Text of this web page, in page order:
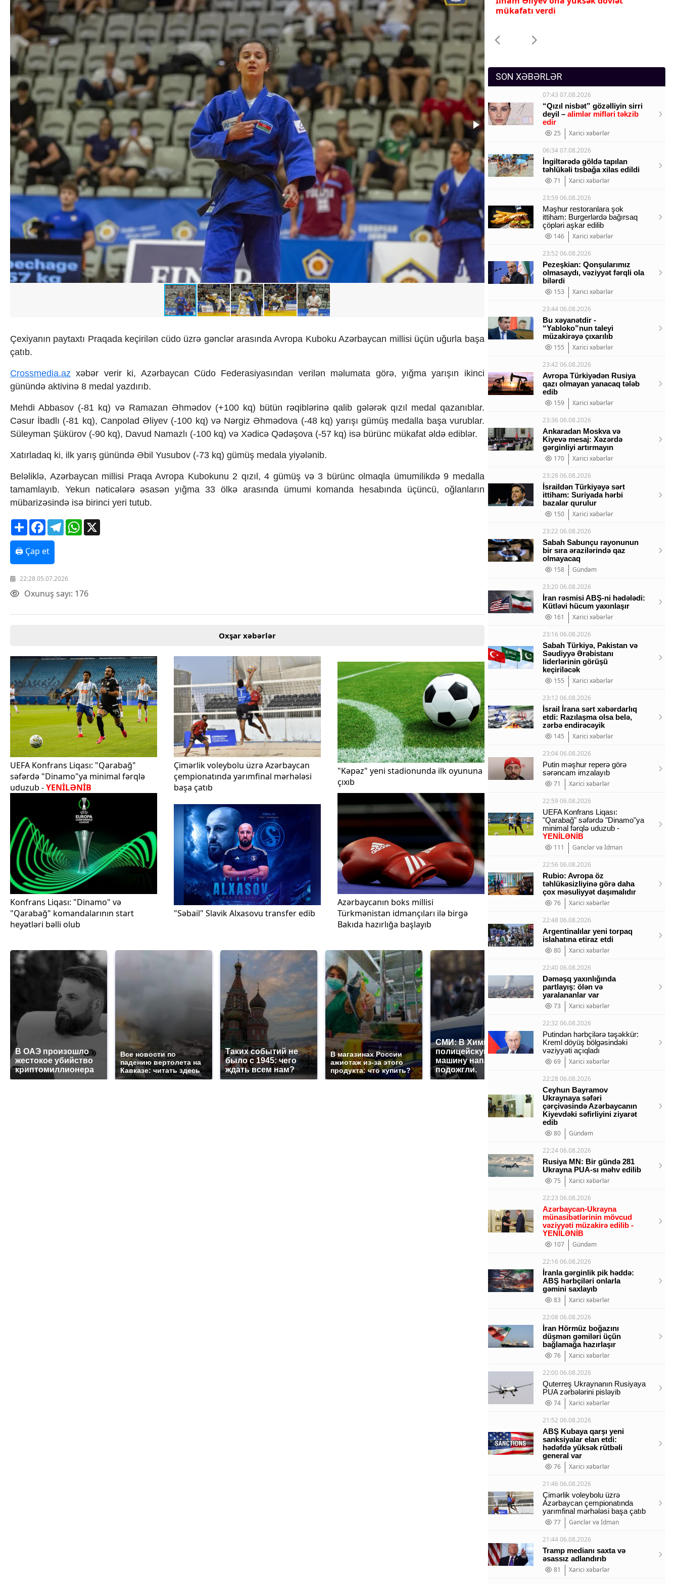
Sosium
Mənəvi dəyərlər
Texnologiya
Mətbuat-150
Siyasi
Geosiyasi
İqtisadi
Sosioloji
Araşdırma
Multimedia
Foto
Video
İnfoqrafika
Podcast
Humanitar
Elm və təhsil
Mədəniyyət
Diaspor
Yüksəliş hekayəsi
Mədəniyyətimizin Zəfəri
Zəfər Diasporu
Səhiyyə
Ailə və uşaq
Turizm
İqtisadiyyat
İqtisadi xəbərlər
Energetika
Neft-qaz
Əmək və sosial siyasət
Kənd təsərrüfatı
Crossmedia.az - 1 yaş
Siyasət
Ekologiya
Zəfər - 5
Media və QHT
Hadisə
Sağlamlıq
Sosium
Mənəvi dəyərlər
Texnologiya
Mətbuat-150
Əlaqə
Missiyamız
Çexiyanın paytaxtı Praqada keçirilən cüdo üzrə gənclər arasında Avropa Kuboku Azərbaycan millisi üçün uğurla başa
çatıb.
Crossmedia.az xəbər verir ki, Azərbaycan Cüdo Federasiyasından verilən məlumata görə, yığma yarışın ikinci
günündə aktivinə 8 medal yazdırıb.
Mehdi Abbasov (-81 kq) və Ramazan Əhmədov (+100 kq) bütün rəqiblərinə qalib gələrək qızıl medal qazanıblar.
Cəsur İbadlı (-81 kq), Canpolad Əliyev (-100 kq) və Nərgiz Əhmədova (-48 kq) yarışı gümüş medalla başa vurublar.
Süleyman Şükürov (-90 kq), Davud Namazlı (-100 kq) və Xədicə Qədəşova (-57 kq) isə bürünc mükafat əldə ediblər.
Xatırladaq ki, ilk yarış günündə Əbil Yusubov (-73 kq) gümüş medala yiyələnib.
Beləliklə, Azərbaycan millisi Praqa Avropa Kubokunu 2 qızıl, 4 gümüş və 3 bürünc olmaqla ümumilikdə 9 medalla
tamamlayıb. Yekun nəticələrə əsasən yığma 33 ölkə arasında ümumi komanda hesabında üçüncü, oğlanların
mübarizəsində isə birinci yeri tutub.
ShareFacebookTelegramWhatsApp
🖨 Çap et
22:28 05.07.2026
Oxunuş sayı: 176
Oxşar xəbərlər
UEFA Konfrans Liqası: "Qarabağ"
səfərdə "Dinamo"ya minimal fərqlə
uduzub -YENİLƏNİB
Çimərlik voleybolu üzrə Azərbaycan
çempionatında yarımfinal mərhələsi
başa çatıb
"Kəpəz" yeni stadionunda ilk oyununa
çıxıb
Konfrans Liqası: "Dinamo" və
"Qarabağ" komandalarının start
heyətləri bəlli olub
"Səbail" Slavik Alxasovu transfer edib
Azərbaycanın boks millisi
Türkmənistan idmançıları ilə birgə
Bakıda hazırlığa başlayıb
В ОАЭ произошло
жестокое убийство
криптомиллионера
Все новости по
падению вертолета на
Кавказе: читать здесь
Таких событий не
было с 1945: чего
ждать всем нам?
В магазинах России
ажиотаж из-за этого
продукта: что купить?
СМИ: В Химках на
полицейскую
машину напали и
подожгли.
Где будет встреча
президентов США и
России: Европа?
daimi nümayəndəsi geri çağırılıb
mükafatı verdi
SON XƏBƏRLƏR
07:43 07.08.2026
“Qızıl nisbət” gözəlliyin sirri
deyil – alimlər mifləri təkzib
edir
25
Xarici xəbərlər
06:34 07.08.2026
İngiltərədə göldə tapılan
təhlükəli tısbağa xilas edildi
71
Xarici xəbərlər
23:59 06.08.2026
Məşhur restoranlara şok
ittiham: Burgerlərdə bağırsaq
çöpləri aşkar edilib
146
Xarici xəbərlər
23:52 06.08.2026
Pezeşkian: Qonşularımız
olmasaydı, vəziyyət fərqli ola
bilərdi
153
Xarici xəbərlər
23:44 06.08.2026
Bu xəyanətdir -
“Yabloko”nun taleyi
müzakirəyə çıxarılıb
155
Xarici xəbərlər
23:42 06.08.2026
Avropa Türkiyədən Rusiya
qazı olmayan yanacaq tələb
edib
159
Xarici xəbərlər
23:36 06.08.2026
Ankaradan Moskva və
Kiyevə mesaj: Xəzərdə
gərginliyi artırmayın
170
Xarici xəbərlər
23:28 06.08.2026
İsraildən Türkiyəyə sərt
ittiham: Suriyada hərbi
bazalar qurulur
150
Xarici xəbərlər
23:22 06.08.2026
Sabah Sabunçu rayonunun
bir sıra ərazilərində qaz
olmayacaq
158
Gündəm
23:20 06.08.2026
İran rəsmisi ABŞ-ni hədələdi:
Kütləvi hücum yaxınlaşır
161
Xarici xəbərlər
23:16 06.08.2026
Sabah Türkiyə, Pakistan və
Səudiyyə Ərəbistanı
liderlərinin görüşü
keçiriləcək
155
Xarici xəbərlər
23:12 06.08.2026
İsrail İrana sərt xəbərdarlıq
etdi: Razılaşma olsa belə,
zərbə endirəcəyik
145
Xarici xəbərlər
23:04 06.08.2026
Putin məşhur reperə görə
sərəncam imzalayıb
71
Xarici xəbərlər
22:59 06.08.2026
UEFA Konfrans Liqası:
"Qarabağ" səfərdə "Dinamo"ya
minimal fərqlə uduzub -
YENİLƏNİB
111
Gənclər və İdman
22:56 06.08.2026
Rubio: Avropa öz
təhlükəsizliyinə görə daha
çox məsuliyyət daşımalıdır
76
Xarici xəbərlər
22:48 06.08.2026
Argentinalılar yeni torpaq
islahatına etiraz etdi
80
Xarici xəbərlər
22:40 06.08.2026
Dəməşq yaxınlığında
partlayış: ölən və
yaralananlar var
73
Xarici xəbərlər
22:32 06.08.2026
Putindən hərbçilərə təşəkkür:
Kreml döyüş bölgəsindəki
vəziyyəti açıqladı
69
Xarici xəbərlər
22:28 06.08.2026
Ceyhun Bayramov
Ukraynaya səfəri
çərçivəsində Azərbaycanın
Kiyevdəki səfirliyini ziyarət
edib
80
Gündəm
22:24 06.08.2026
Rusiya MN: Bir gündə 281
Ukrayna PUA-sı məhv edilib
75
Xarici xəbərlər
22:23 06.08.2026
Azərbaycan-Ukrayna
münasibətlərinin mövcud
vəziyyəti müzakirə edilib -
YENİLƏNİB
107
Gündəm
22:16 06.08.2026
İranla gərginlik pik həddə:
ABŞ hərbçiləri onlarla
gəmini saxlayıb
83
Xarici xəbərlər
22:08 06.08.2026
İran Hörmüz boğazını
düşmən gəmiləri üçün
bağlamağa hazırlaşır
76
Xarici xəbərlər
22:00 06.08.2026
Quterreş Ukraynanın Rusiyaya
PUA zərbələrini pisləyib
74
Xarici xəbərlər
21:52 06.08.2026
ABŞ Kubaya qarşı yeni
sanksiyalar elan etdi:
hədəfdə yüksək rütbəli
general var
76
Xarici xəbərlər
21:46 06.08.2026
Çimərlik voleybolu üzrə
Azərbaycan çempionatında
yarımfinal mərhələsi başa çatıb
77
Gənclər və İdman
21:44 06.08.2026
Tramp medianı saxta və
əsassız adlandırıb
81
Xarici xəbərlər